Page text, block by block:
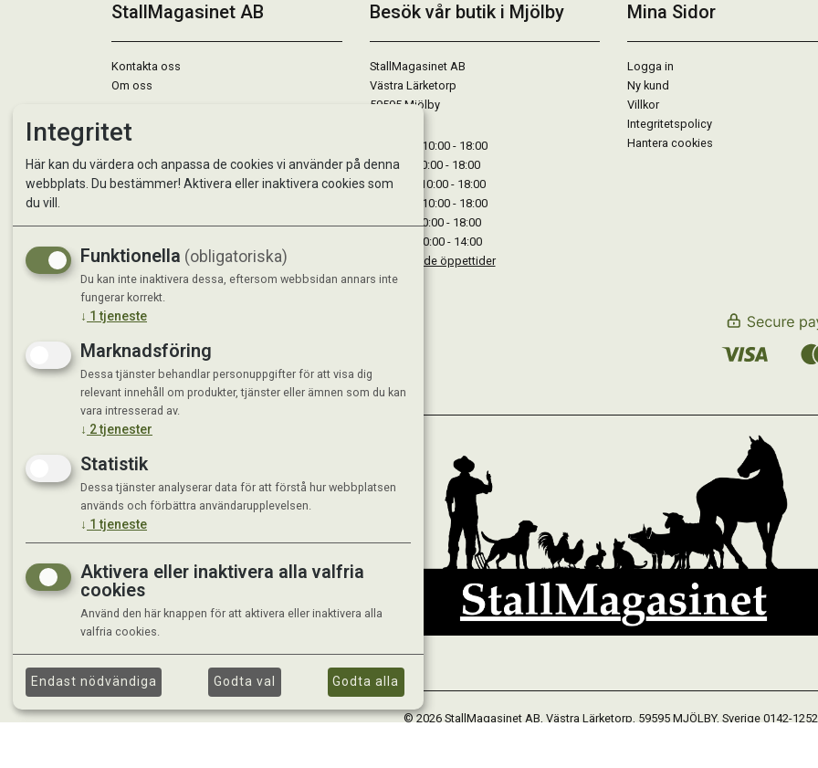
StallMagasinet AB
Kontakta oss
Om oss
Besök vår butik i Mjölby
StallMagasinet AB
Västra Lärketorp
59595 Mjölby
Måndag : 10:00 - 18:00
Tisdag : 10:00 - 18:00
Onsdag : 10:00 - 18:00
Torsdag : 10:00 - 18:00
Fredag : 10:00 - 18:00
Lördag : 10:00 - 14:00
Se avvikande öppettider
Mina Sidor
Logga in
Ny kund
Villkor
Integritetspolicy
Hantera cookies
© 2026 StallMagasinet AB, Västra Lärketorp, 59595 MJÖLBY, Sverige 0142-
Integritet
Här kan du värdera och anpassa de cookies vi använder på denna
webbplats. Du bestämmer! Aktivera eller inaktivera cookies som
du vill.
Funktionella (obligatoriska)
Du kan inte inaktivera dessa, eftersom webbsidan annars inte
fungerar korrekt.
↓ 1 tjeneste
Marknadsföring
Dessa tjänster behandlar personuppgifter för att visa dig
relevant innehåll om produkter, tjänster eller ämnen som du kan
vara intresserad av.
↓ 2tjenester
Statistik
Dessa tjänster analyserar data för att förstå hur webbplatsen
används och förbättra användarupplevelsen.
↓ 1 tjeneste
Aktivera eller inaktivera alla valfria
cookies
Använd den här knappen för att aktivera eller inaktivera alla
valfria cookies.
Endast nödvändiga Godta val Godta alla